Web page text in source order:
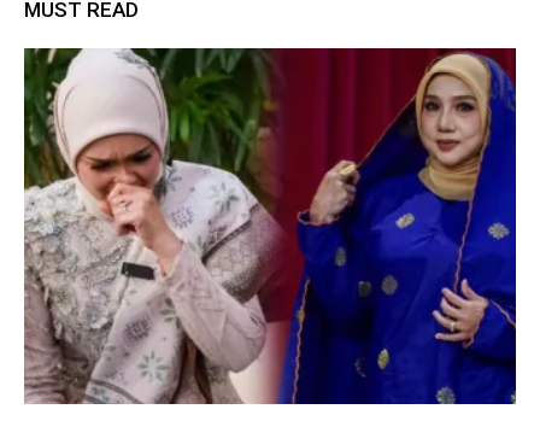
MUST READ